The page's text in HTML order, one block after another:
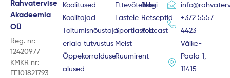
Rahvatervise
Akadeemia
OÜ
Reg. nr:
12420977
KMKR nr:
EE101821793
Koolitused
Koolitajad
Toitumisnõustaja
eriala tutvustus
Õppekorralduse
alused
Ettevõtetele
Lastele
Sportlastele
Meist
Ruumirent
Blogi
Retseptid
Podcast
+372 5557
4423
Väike-
Paala 1,
11415